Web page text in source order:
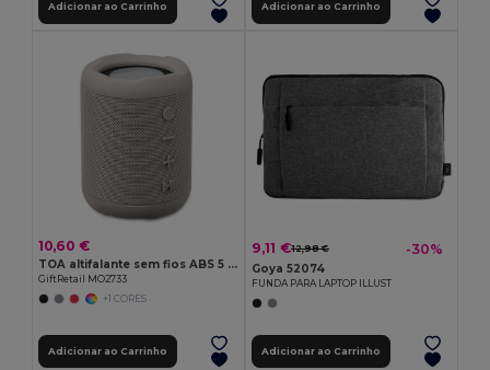
Adicionar ao Carrinho Adicionar ao Carrinho
10,60 €
TOA altifalante sem fios ABS 5 W
GiftRetail MO2733
+1 CORES
Adicionar ao Carrinho
9,11 €12,98 € -30%
Goya 52074
FUNDA PARA LAPTOP ILLUST
Adicionar ao Carrinho